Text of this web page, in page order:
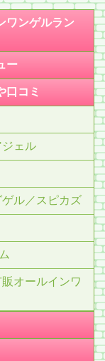
ワンゲルラン
ー
口コミ
ェル
ル／スピカズ
オールインワ